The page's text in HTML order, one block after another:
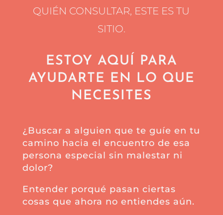
QUIÉN CONSULTAR, ESTE ES TU
SITIO.
ESTOY AQUÍ PARA
AYUDARTE EN LO QUE
NECESITES
¿Buscar a alguien que te guíe en tu
camino hacia el encuentro de esa
persona especial sin malestar ni
dolor?
Entender porqué pasan ciertas
cosas que ahora no entiendes aún.